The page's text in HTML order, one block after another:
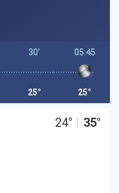
30'
25°
05:45
25°
24° | 35°